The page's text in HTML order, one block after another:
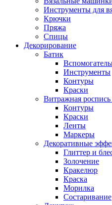
Инструменты для
Крючки
Пряжа
Спицы
Декорирование
Батик
Инструменты
Контуры
Краски
Витражная
Контуры
Краски
Ленты
Маркеры
Декоративные
Глиттер и
Золочение
Кракелюр
Краска
Морилка
Состаривание